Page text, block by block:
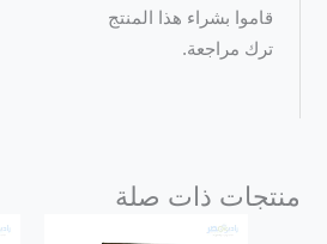
قاموا بشراء هذا المنتج
ترك مراجعة.
منتجات ذات صلة